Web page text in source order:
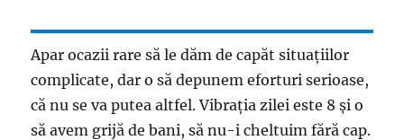
Apar ocazii rare să le dăm de capăt situaţiilor
complicate, dar o să depunem eforturi serioase,
că nu se va putea altfel. Vibraţia zilei este 8 şi o
să avem grijă de bani, să nu-i cheltuim fără cap.